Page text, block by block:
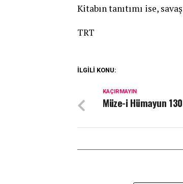
Kitabın tanıtımı ise,
TRT
İLGİLİ KONU:
KAÇIRMAYIN
Müze-i Hümayun